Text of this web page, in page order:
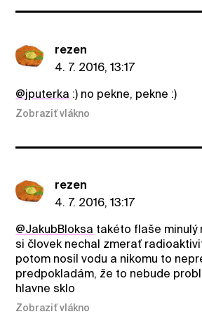
rezen
4. 7. 2016, 13:17
@jputerka :) no pekne, pekne :)
Zobraziť vlákno
rezen
4. 7. 2016, 13:17
@JakubBloksa takéto flaše minulý
si človek nechal zmerať
potom nosil vodu a nikomu to
predpokladám, že to nebude
hlavne sklo
Zobraziť vlákno